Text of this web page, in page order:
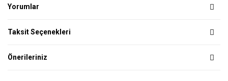
Yorumlar
Taksit Seçenekleri
Önerileriniz